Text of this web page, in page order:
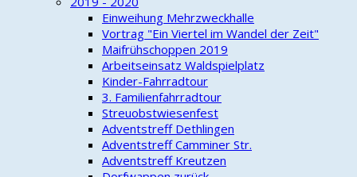
Einweihung Mehrzweckhalle
Vortrag "Ein Viertel im Wandel der Zeit"
Maifrühschoppen 2019
Arbeitseinsatz Waldspielplatz
Kinder-Fahrradtour
3. Familienfahrradtour
Streuobstwiesenfest
Adventstreff Dethlingen
Adventstreff Camminer Str.
Adventstreff Kreutzen